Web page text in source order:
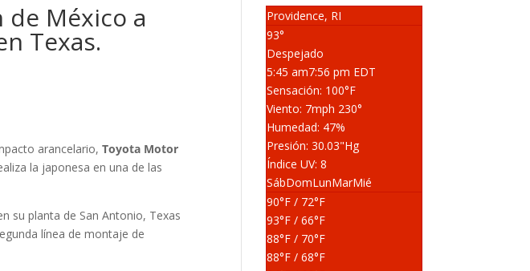
México a
Texas.
arancelario, Toyota Motor
la japonesa en una de las
su planta de San Antonio, Texas
línea de montaje de
Providence, RI
93°
Despejado
5:45 am7:56 pm EDT
Sensación: 100°F
Viento: 7mph 230°
Humedad: 47%
Presión: 30.03"Hg
Índice UV: 8
SábDomLunMarMié
90°F / 72°F
93°F / 66°F
88°F / 70°F
88°F / 68°F